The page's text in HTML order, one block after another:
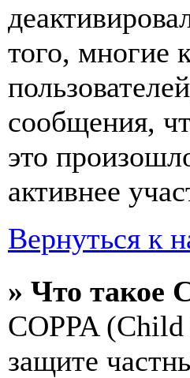
того, многие
сообщения,
это
активнее
Вернуться к
» Что такое
COPPA
защите